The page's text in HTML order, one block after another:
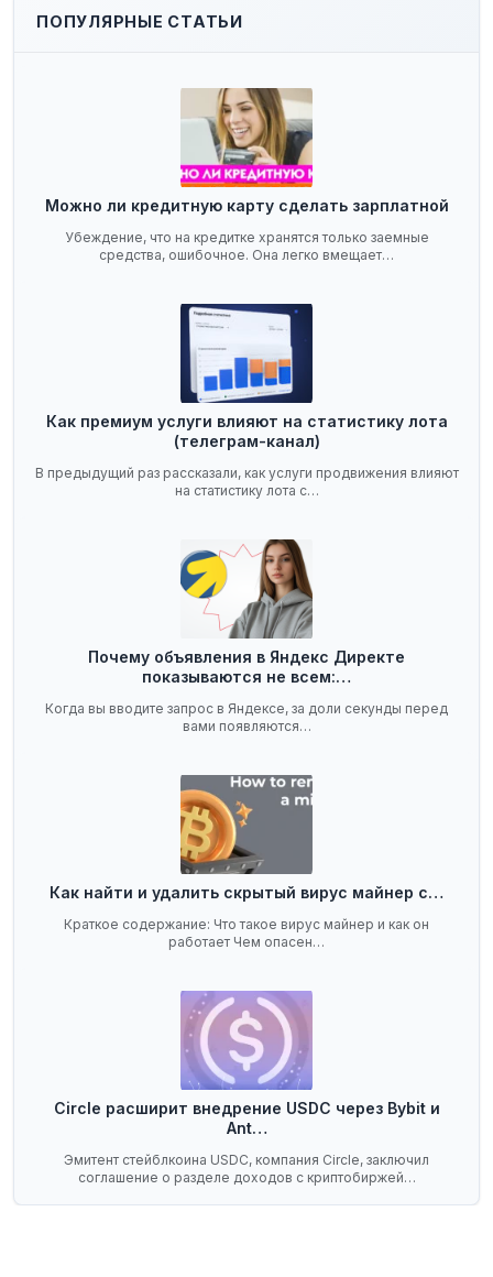
ПОПУЛЯРНЫЕ СТАТЬИ
Можно ли кредитную карту сделать зарплатной
Убеждение, что на кредитке хранятся только заемные
средства, ошибочное. Она легко вмещает…
Как премиум услуги влияют на статистику лота
(телеграм-канал)
В предыдущий раз рассказали, как услуги продвижения влияют
на статистику лота с…
Почему объявления в Яндекс Директе
показываются не всем:…
Когда вы вводите запрос в Яндексе, за доли секунды перед
вами появляются…
Как найти и удалить скрытый вирус майнер с…
Краткое содержание: Что такое вирус майнер и как он
работает Чем опасен…
Circle расширит внедрение USDC через Bybit и
Ant…
Эмитент стейблкоина USDC, компания Circle, заключил
соглашение о разделе доходов с криптобиржей…